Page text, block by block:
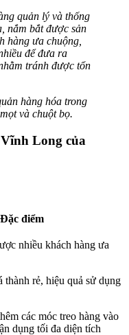
quản lý và thống
nắm bắt được sản
hàng ưa chuộng,
để đưa ra
tránh được tổn
hàng hóa trong
và chuột bọ.
Long của
Đặc điểm
nhiều khách hàng ưa
thành rẻ, hiệu quả sử dụng
các móc treo hàng vào
dụng tối đa diện tích